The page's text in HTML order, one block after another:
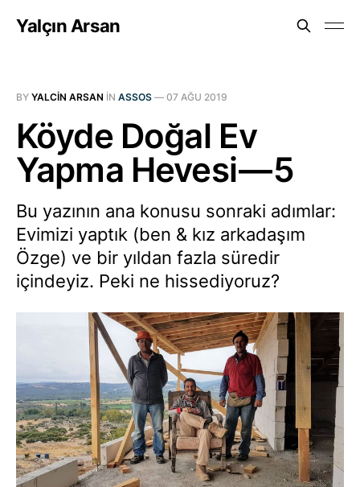
Yalçın Arsan
BY YALCIN ARSAN IN ASSOS — 07 AĞU 2019
Köyde Doğal Ev
Yapma Hevesi — 5
Bu yazının ana konusu sonraki adımlar:
Evimizi yaptık (ben & kız arkadaşım
Özge) ve bir yıldan fazla süredir
içindeyiz. Peki ne hissediyoruz?